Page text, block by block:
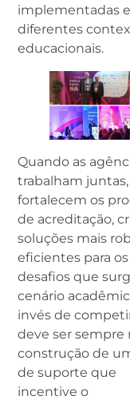
implementadas
diferentes
educacionais.
Quando as
trabalham juntas,
fortalecem os
de acreditação,
soluções mais
eficientes para os
desafios que
cenário
invés de
deve ser sempre
construção de
de suporte que
incentive o